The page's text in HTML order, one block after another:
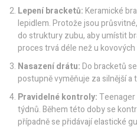
Lepení bracketů:Keramické
lepidlem. Protože jsou
do struktury zubu, aby umístit
proces trvá déle než u kovových
Nasazení drátu:Do bracketů
postupně vyměňuje za silnější
Pravidelné kontroly:Teenager
týdnů. Během této doby se
případně se přidávají elastické